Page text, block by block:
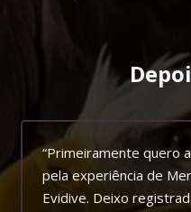
“Primeiramente quero
pela experiência de
Evidive. Deixo